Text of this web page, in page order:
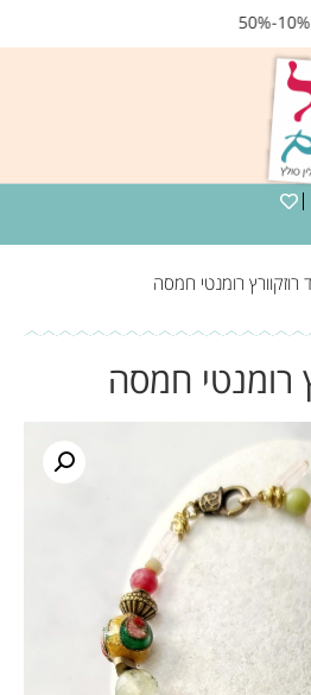
רומנטי חמסה
רומנטי חמסה